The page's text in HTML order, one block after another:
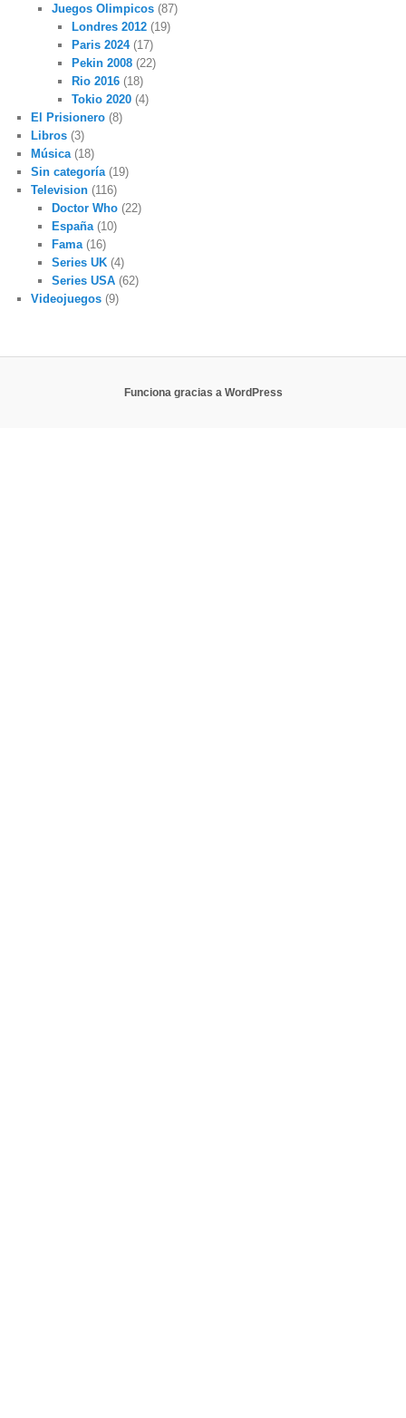
Juegos Olimpicos(87)
Londres 2012 (19)
Paris 2024(17)
Pekin 2008 (22)
Rio 2016 (18)
Tokio 2020 (4)
El Prisionero (8)
Libros (3)
Música (18)
Sin categoría (19)
Television (116)
Doctor Who(22)
España(10)
Fama(16)
Series UK(4)
Series USA(62)
Videojuegos (9)
Funciona gracias a WordPress